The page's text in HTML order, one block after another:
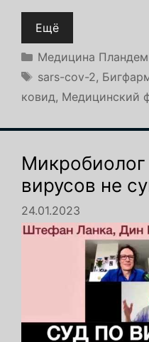
Ещё
Рубрики
Медицина
Метки
sars-cov-2,
ковид, Медицинский
вирусов не
24.01.2023